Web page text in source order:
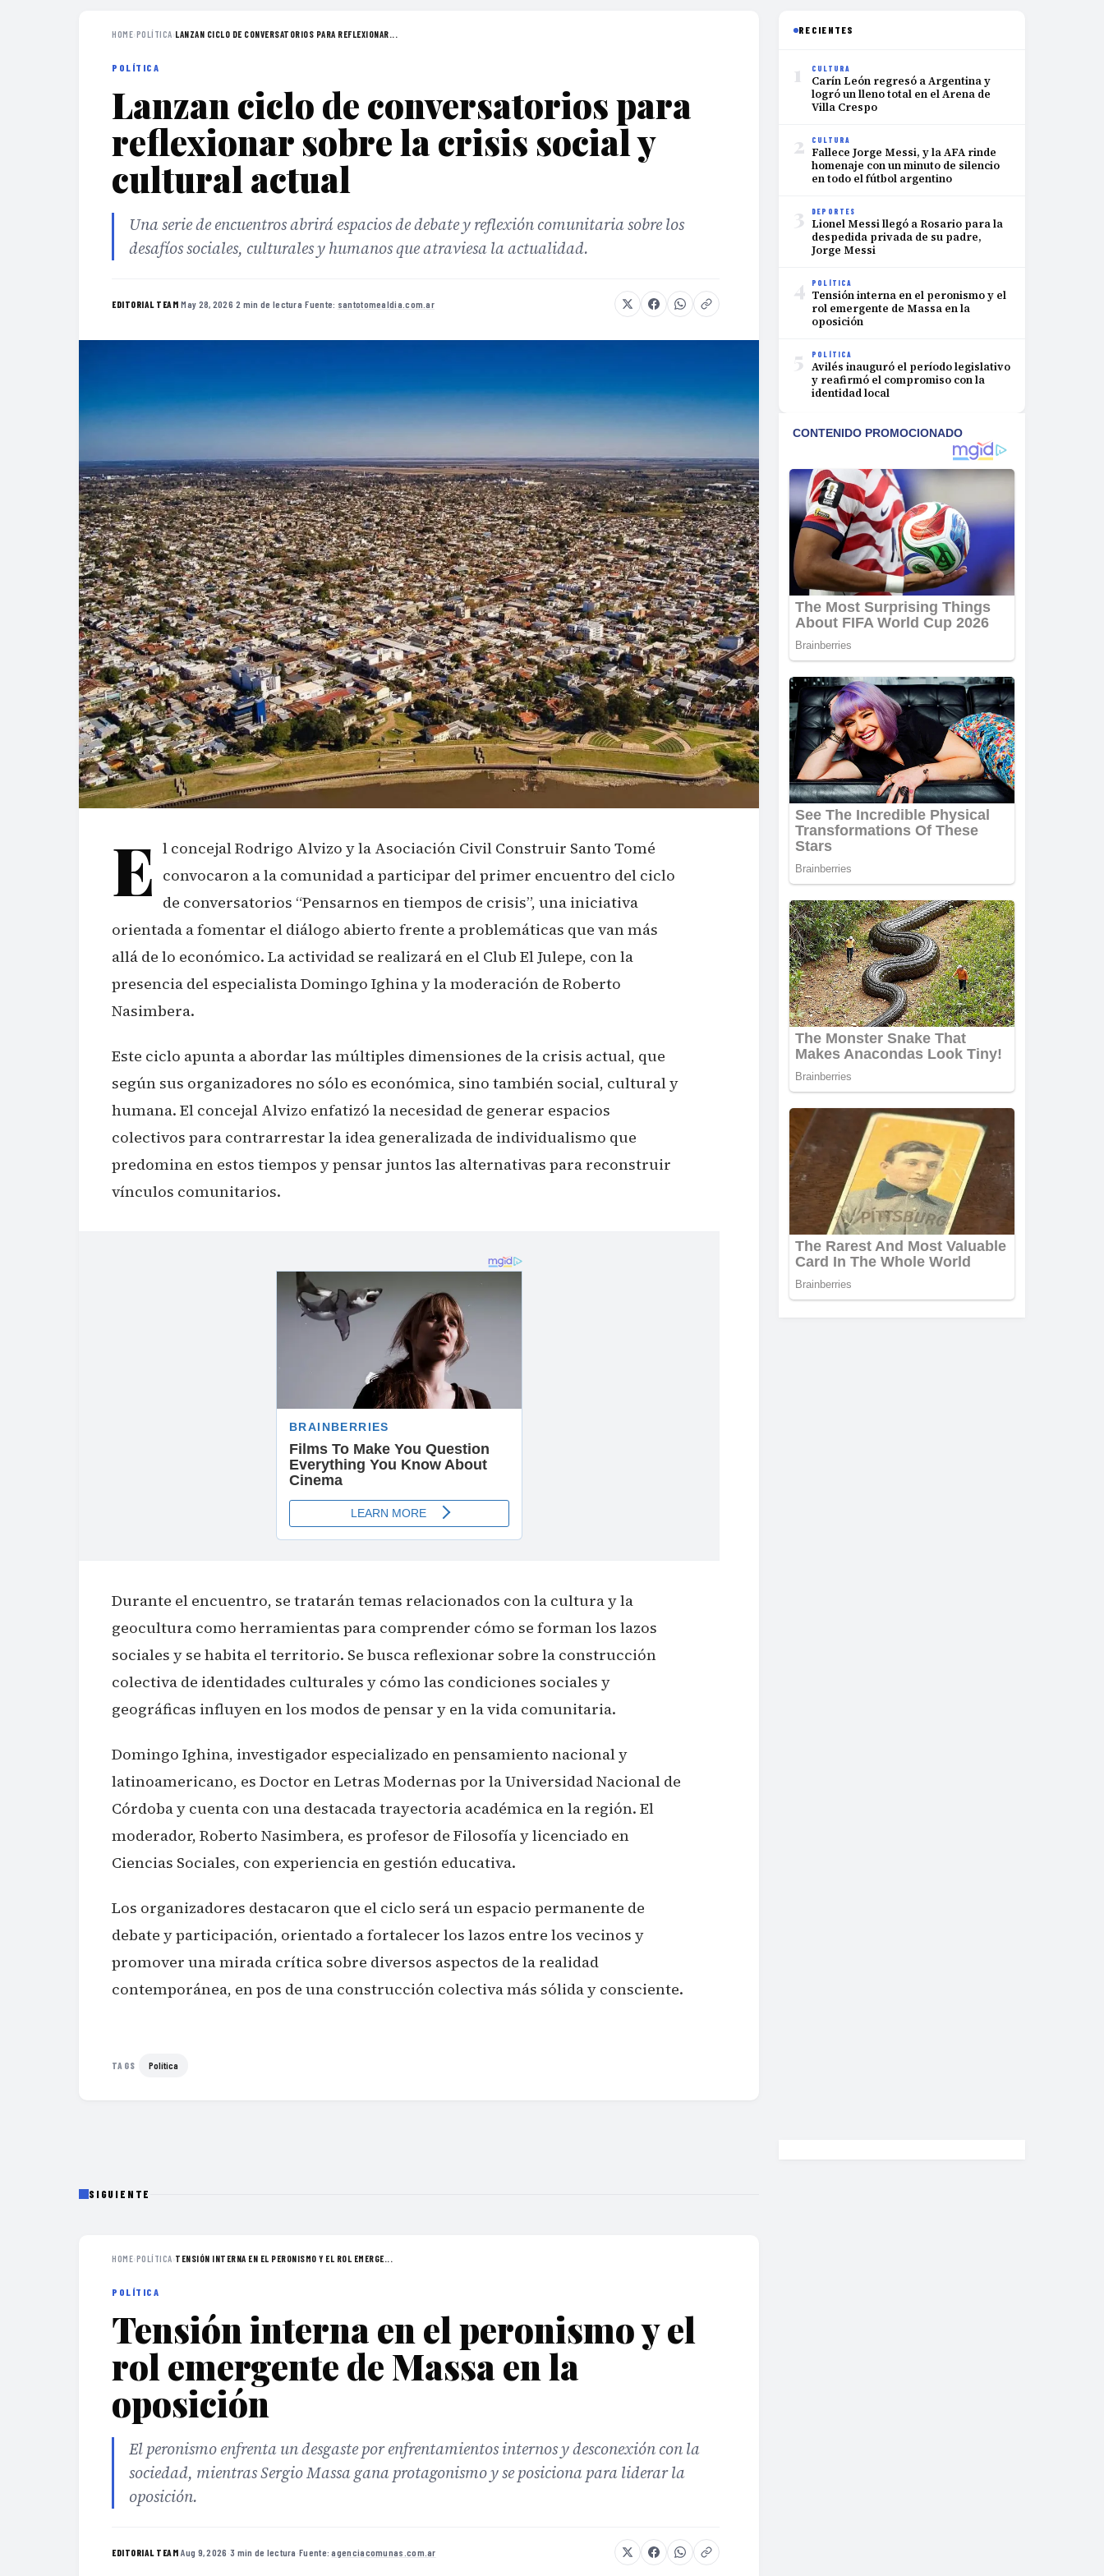
HOME›POLÍTICA›LANZAN CICLO DE CONVERSATORIOS PARA REFLEXIONAR...
POLÍTICA
Lanzan ciclo de conversatorios para
reflexionar sobre la crisis social y
cultural actual
Una serie de encuentros abrirá espacios de debate y reflexión comunitaria sobre los
desafíos sociales, culturales y humanos que atraviesa la actualidad.
EDITORIAL TEAM·May 28, 2026·2 min de lectura·Fuente: santotomealdia.com.ar
E l concejal Rodrigo Alvizo y la Asociación Civil Construir Santo Tomé
convocaron a la comunidad a participar del primer encuentro del ciclo
de conversatorios “Pensarnos en tiempos de crisis”, una iniciativa
orientada a fomentar el diálogo abierto frente a problemáticas que van más
allá de lo económico. La actividad se realizará en el Club El Julepe, con la
presencia del especialista Domingo Ighina y la moderación de Roberto
Nasimbera.
Este ciclo apunta a abordar las múltiples dimensiones de la crisis actual, que
según sus organizadores no sólo es económica, sino también social, cultural y
humana. El concejal Alvizo enfatizó la necesidad de generar espacios
colectivos para contrarrestar la idea generalizada de individualismo que
predomina en estos tiempos y pensar juntos las alternativas para reconstruir
vínculos comunitarios.
Durante el encuentro, se tratarán temas relacionados con la cultura y la
geocultura como herramientas para comprender cómo se forman los lazos
sociales y se habita el territorio. Se busca reflexionar sobre la construcción
colectiva de identidades culturales y cómo las condiciones sociales y
geográficas influyen en los modos de pensar y en la vida comunitaria.
Domingo Ighina, investigador especializado en pensamiento nacional y
latinoamericano, es Doctor en Letras Modernas por la Universidad Nacional de
Córdoba y cuenta con una destacada trayectoria académica en la región. El
moderador, Roberto Nasimbera, es profesor de Filosofía y licenciado en
Ciencias Sociales, con experiencia en gestión educativa.
Los organizadores destacaron que el ciclo será un espacio permanente de
debate y participación, orientado a fortalecer los lazos entre los vecinos y
promover una mirada crítica sobre diversos aspectos de la realidad
contemporánea, en pos de una construcción colectiva más sólida y consciente.
TAGS Política
RECIENTES
1 CULTURA
Carín León regresó a Argentina y
logró un lleno total en el Arena de
Villa Crespo
2 CULTURA
Fallece Jorge Messi, y la AFA rinde
homenaje con un minuto de silencio
en todo el fútbol argentino
3 DEPORTES
Lionel Messi llegó a Rosario para la
despedida privada de su padre,
Jorge Messi
4 POLÍTICA
Tensión interna en el peronismo y el
rol emergente de Massa en la
oposición
5 POLÍTICA
Avilés inauguró el período legislativo
y reafirmó el compromiso con la
identidad local
SIGUIENTE
HOME›POLÍTICA›TENSIÓN INTERNA EN EL PERONISMO Y EL ROL EMERGE...
POLÍTICA
Tensión interna en el peronismo y el
rol emergente de Massa en la
oposición
El peronismo enfrenta un desgaste por enfrentamientos internos y desconexión con la
sociedad, mientras Sergio Massa gana protagonismo y se posiciona para liderar la
oposición.
EDITORIAL TEAM·Aug 9, 2026 ·3 min de lectura ·Fuente:agenciacomunas.com.ar